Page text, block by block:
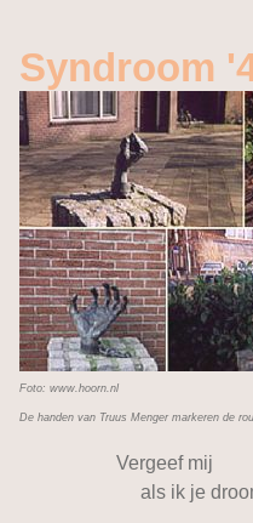
Syndroom
Foto: www.hoorn.nl
De handen van Truus Menger markeren de
Vergeef mij
als ik je